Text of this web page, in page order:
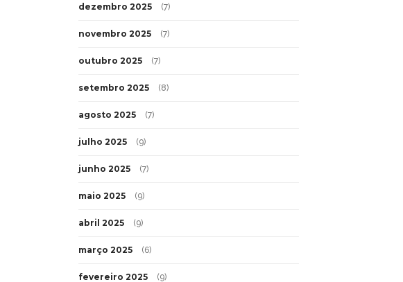
dezembro 2025 (7)
novembro 2025 (7)
outubro 2025 (7)
setembro 2025 (8)
agosto 2025 (7)
julho 2025 (9)
junho 2025 (7)
maio 2025 (9)
abril 2025 (9)
março 2025 (6)
fevereiro 2025 (9)